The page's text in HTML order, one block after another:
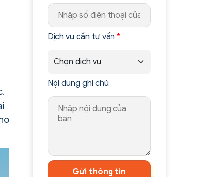
Dịch vụ cần tư vấn*
Nội dung ghi chú
Gửi thông tin